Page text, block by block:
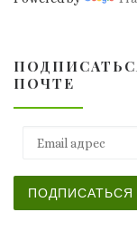
ПОЧТЕ
ПОДПИСАТЬСЯ